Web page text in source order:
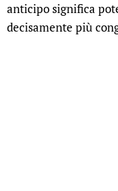
anticipo significa
decisamente più